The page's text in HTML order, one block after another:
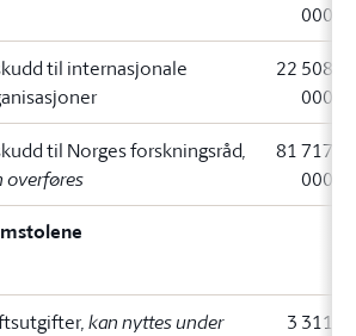
000
til internasjonale
22 508
000
til Norges forskningsråd,
overføres
81 717
000
, kan nyttes under 3 311